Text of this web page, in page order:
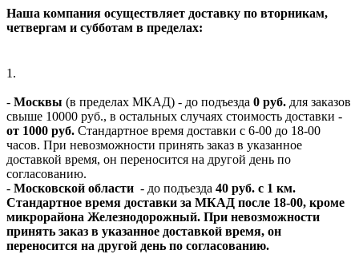
Наша компания осуществляет доставку по вторникам,
четвергам и субботам в пределах:
1.
- Москвы (в пределах МКАД) - до подъезда 0 руб. для заказов
свыше 10000 руб., в остальных случаях стоимость доставки -
от 1000 руб. Стандартное время доставки с 6-00 до 18-00
часов. При невозможности принять заказ в указанное
доставкой время, он переносится на другой день по
согласованию.
- Московской области - до подъезда 40 руб. с 1 км.
Стандартное время доставки за МКАД после 18-00, кроме
микрорайона Железнодорожный. При невозможности
принять заказ в указанное доставкой время, он
переносится на другой день по согласованию.